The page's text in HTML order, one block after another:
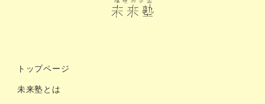
トップページ
未来塾とは